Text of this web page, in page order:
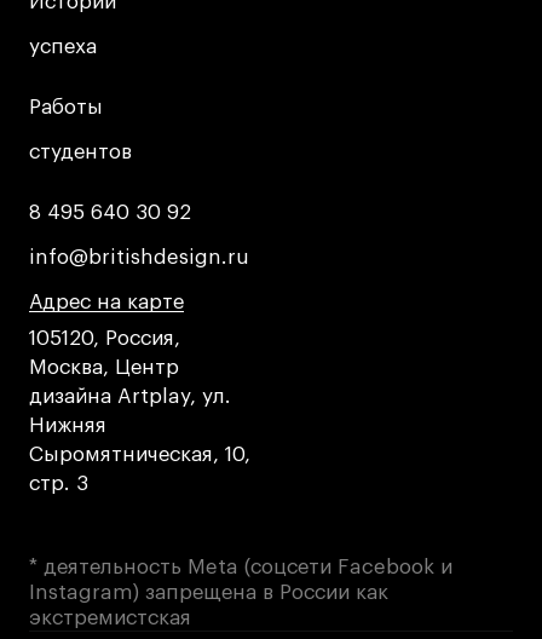
© 2026 БВШД
Публичная оферта
Условия возврата
Лицензия на осуществление образовательной
Университет»
Карта сайта
успеха
успеха
Работы
студентов
Работы
студентов
8 495 640 30 92
8 495 640 30 92
info@britishdesign.ru
info@britishdesign.ru
Адрес на карте
Адрес на карте
Адрес на карте
105120, Россия,
Москва, Центр
дизайна Artplay, ул.
Нижняя
Сыромятническая, 10,
стр. 3
* деятельность Meta (соцсети Facebook и
Instagram) запрещена в России как
экстремистская